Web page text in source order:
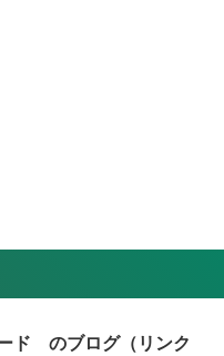
のブログ（リンク